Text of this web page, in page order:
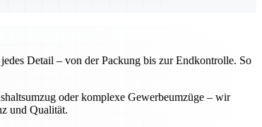
Detail – von der Packung bis zur Endkontrolle. So
oder komplexe Gewerbeumzüge – wir
und Qualität.